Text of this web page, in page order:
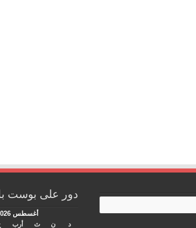
دور على بوست
أغسطس 2026
د
ن ث أرب